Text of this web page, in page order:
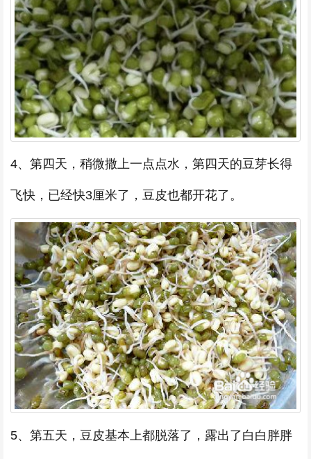
4、第四天，稍微撒上一点点水，第四天的豆芽长得
飞快，已经快3厘米了，豆皮也都开花了。
5、第五天，豆皮基本上都脱落了，露出了白白胖胖